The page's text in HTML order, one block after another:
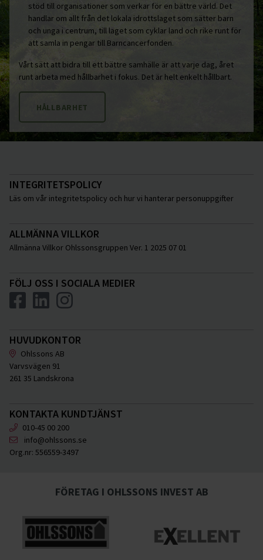
stöd till organisationer som verkar för en bättre värld. Det
handlar om allt från det lokala idrottslaget som sätter barn
och unga i centrum, till laget som cyklar land och rike runt för
att samla in pengar till Barncancerfonden.
Vårt sätt att bidra till ett bättre samhälle är att varje dag, året
runt arbeta med hållbarhet i fokus. Det är helt enkelt hållbart.
HÅLLBARHET
INTEGRITETSPOLICY
Läs om vår integritetspolicy och hur vi hanterar personuppgifter
ALLMÄNNA VILLKOR
Allmänna Villkor Ohlssonsgruppen Ver. 1 2025 07 01
FÖLJ OSS I SOCIALA MEDIER
HUVUDKONTOR
Ohlssons AB
Varvsvägen 91
261 35 Landskrona
KONTAKTA KUNDTJÄNST
010-45 00 200
info@ohlssons.se
Org.nr: 556559-3497
FÖRETAG I OHLSSONS INVEST AB